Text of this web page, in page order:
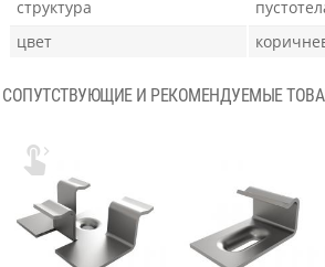
структура
цвет
СОПУТСТВУЮЩИЕ И РЕКОМЕНДУЕМЫЕ
